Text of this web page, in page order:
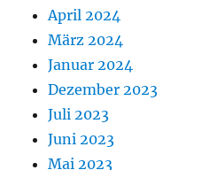
April 2024
März 2024
Januar 2024
Dezember 2023
Juli 2023
Juni 2023
Mai 2023